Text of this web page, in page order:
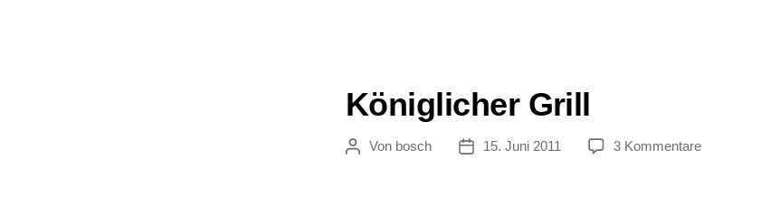
Königlicher Grill
Beitragsautor
Von bosch Veröffentlichungsdatum
15. Juni 2011 3 Kommentarezu